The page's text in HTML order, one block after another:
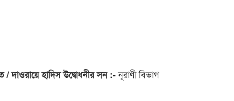
/ দাওরায়ে হাদিস উদ্বোধনীর সন :-নূরাণী বিভাগ